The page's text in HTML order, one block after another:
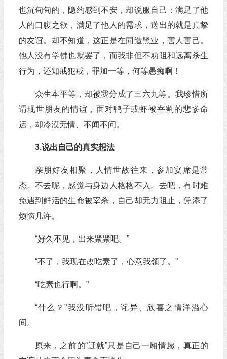
也沉甸甸的，隐约感到不安，却说服自己：满足了他
人的口腹之欲，满足了他人的需求，送出的就是真挚
的友谊。却不知道，这正是在同造黑业，害人害己。
他人没有学佛也就罢了，而我非但不劝阻和远离杀生
行为，还知戒犯戒，罪加一等，何等愚痴啊！
众生本平等，却被我分成了三六九等。我珍惜所
谓现世朋友的情谊，面对鸭子或虾被宰割的悲惨命
运，却冷漠无情、不闻不问。
3.说出自己的真实想法
亲朋好友相聚，人情世故往来，参加宴席是常
态。不去呢，感觉与身边人格格不入。去吧，有时难
免遇到鲜活的生命被宰杀，自己却无力阻止，凭添了
烦恼几许。
“好久不见，出来聚聚吧。”
“不了，我现在改吃素了，心意我领了。”
“吃素也行啊。”
“什么？”我没听错吧，诧异、欣喜之情洋溢心
间。
原来，之前的“迁就”只是自己一厢情愿，真正的